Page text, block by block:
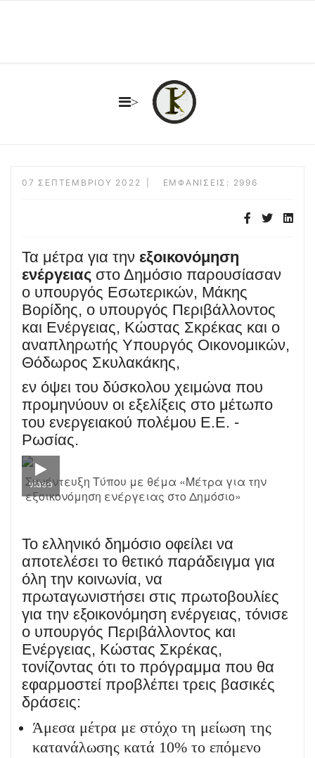
>
07 ΣΕΠΤΕΜΒΡΊΟΥ 2022 ΕΜΦΑΝΊΣΕΙΣ: 2996
Τα μέτρα για την εξοικονόμηση
ενέργειας στο Δημόσιο παρουσίασαν
ο υπουργός Εσωτερικών, Μάκης
Βορίδης, ο υπουργός Περιβάλλοντος
και Ενέργειας, Κώστας Σκρέκας και ο
αναπληρωτής Υπουργός Οικονομικών,
Θόδωρος Σκυλακάκης,
εν όψει του δύσκολου χειμώνα που
προμηνύουν οι εξελίξεις στο μέτωπο
του ενεργειακού πολέμου Ε.Ε. -
Ρωσίας.
video
Συνέντευξη Τύπου με θέμα «Μέτρα για την
εξοικονόμηση ενέργειας στο Δημόσιο»
Το ελληνικό δημόσιο οφείλει να
αποτελέσει το θετικό παράδειγμα για
όλη την κοινωνία, να
πρωταγωνιστήσει στις πρωτοβουλίες
για την εξοικονόμηση ενέργειας, τόνισε
ο υπουργός Περιβάλλοντος και
Ενέργειας, Κώστας Σκρέκας,
τονίζοντας ότι το πρόγραμμα που θα
εφαρμοστεί προβλέπει τρεις βασικές
δράσεις:
Άμεσα μέτρα με στόχο τη μείωση της
κατανάλωσης κατά 10% το επόμενο